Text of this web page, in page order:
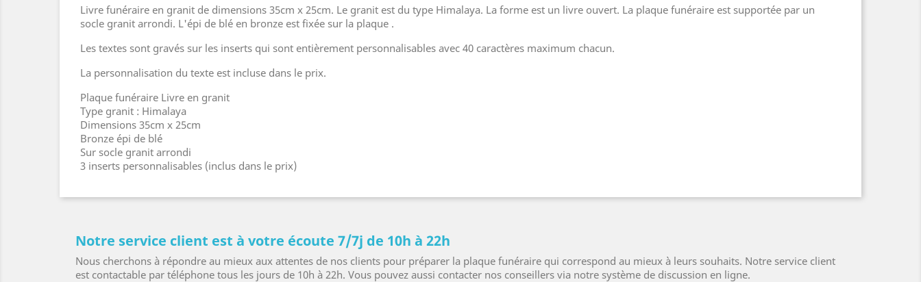
Livre funéraire en granit de dimensions 35cm x 25cm. Le granit est du type Himalaya. La forme est un livre ouvert. La plaque funéraire est supportée par un
socle granit arrondi. L'épi de blé en bronze est fixée sur la plaque .
Les textes sont gravés sur les inserts qui sont entièrement personnalisables avec 40 caractères maximum chacun.
La personnalisation du texte est incluse dans le prix.
Plaque funéraire Livre en granit
Type granit : Himalaya
Dimensions 35cm x 25cm
Bronze épi de blé
Sur socle granit arrondi
3 inserts personnalisables (inclus dans le prix)
Notre service client est à votre écoute 7/7j de 10h à 22h
Nous cherchons à répondre au mieux aux attentes de nos clients pour préparer la plaque funéraire qui correspond au mieux à leurs souhaits. Notre service client
est contactable par téléphone tous les jours de 10h à 22h. Vous pouvez aussi contacter nos conseillers via notre système de discussion en ligne.